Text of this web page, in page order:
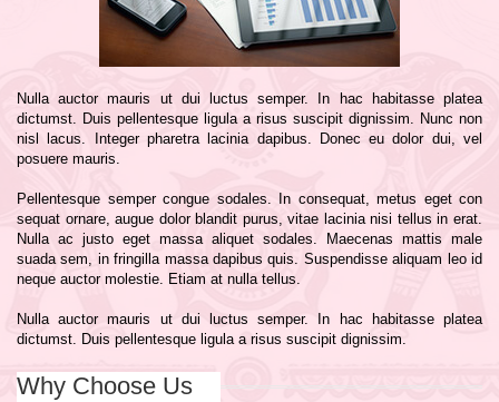
Nulla auctor mauris ut dui luctus semper. In hac habitasse platea
dictumst. Duis pellentesque ligula a risus suscipit dignissim. Nunc non
nisl lacus. Integer pharetra lacinia dapibus. Donec eu dolor dui, vel
posuere mauris.
Pellentesque semper congue sodales. In consequat, metus eget con
sequat ornare, augue dolor blandit purus, vitae lacinia nisi tellus in erat.
Nulla ac justo eget massa aliquet sodales. Maecenas mattis male
suada sem, in fringilla massa dapibus quis. Suspendisse aliquam leo id
neque auctor molestie. Etiam at nulla tellus.
Nulla auctor mauris ut dui luctus semper. In hac habitasse platea
dictumst. Duis pellentesque ligula a risus suscipit dignissim.
Why Choose Us